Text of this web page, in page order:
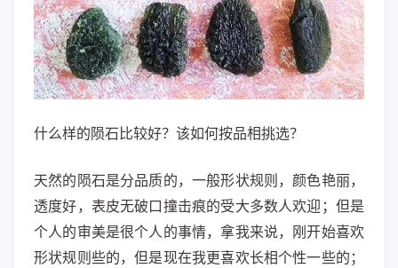
什么样的陨石比较好？该如何按品相挑选？
天然的陨石是分品质的，一般形状规则，颜色艳丽，
透度好，表皮无破口撞击痕的受大多数人欢迎；但是
个人的审美是很个人的事情，拿我来说，刚开始喜欢
形状规则些的，但是现在我更喜欢长相个性一些的；